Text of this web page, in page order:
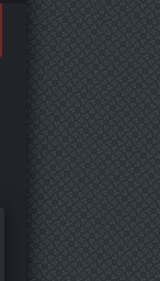
Легенда о
героях (2024)